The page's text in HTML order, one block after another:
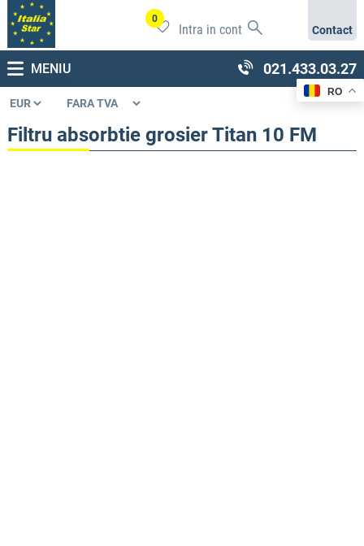
0
Intra in cont Contact
MENIU 021.433.03.27
Filtru absorbtie grosier Titan 10 FM
RO